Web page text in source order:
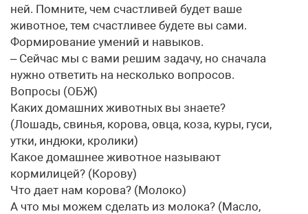
ней. Помните, чем счастливей будет ваше
животное, тем счастливее будете вы сами.
Формирование умений и навыков.
– Сейчас мы с вами решим задачу, но сначала
нужно ответить на несколько вопросов.
Вопросы (ОБЖ)
Каких домашних животных вы знаете?
(Лошадь, свинья, корова, овца, коза, куры, гуси,
утки, индюки, кролики)
Какое домашнее животное называют
кормилицей? (Корову)
Что дает нам корова? (Молоко)
А что мы можем сделать из молока? (Масло,